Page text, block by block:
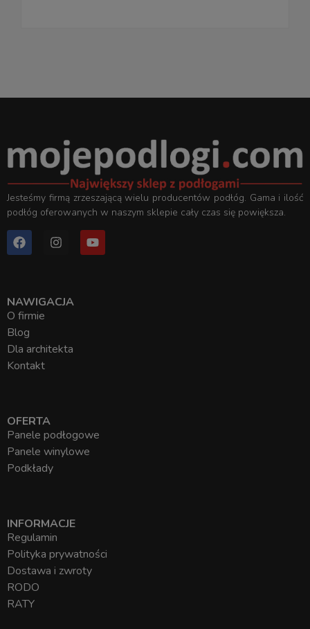
Jesteśmy firmą zrzeszającą wielu producentów podłóg. Gama i ilość
podłóg oferowanych w naszym sklepie cały czas się powiększa.
NAWIGACJA
O firmie
Blog
Dla architekta
Kontakt
OFERTA
Panele podłogowe
Panele winylowe
Podkłady
INFORMACJE
Regulamin
Polityka prywatności
Dostawa i zwroty
RODO
RATY